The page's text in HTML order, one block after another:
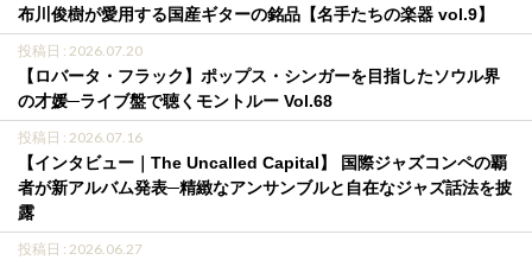
布川俊樹が愛用する国産ギターの銘品【名手たちの楽器 vol.9】
投稿日 : 2026.07.20
【ロバータ・フラック】ポップス・シンガーを目指したソウル界
の才媛─ライブ盤で聴くモントルー Vol.68
投稿日 : 2026.07.16
【インタビュー｜The Uncalled Capital】 国際ジャズコンペの覇
者が新アルバム発表─精緻なアンサンブルと自在なジャズ話法を披
露
投稿日 : 2026.06.27